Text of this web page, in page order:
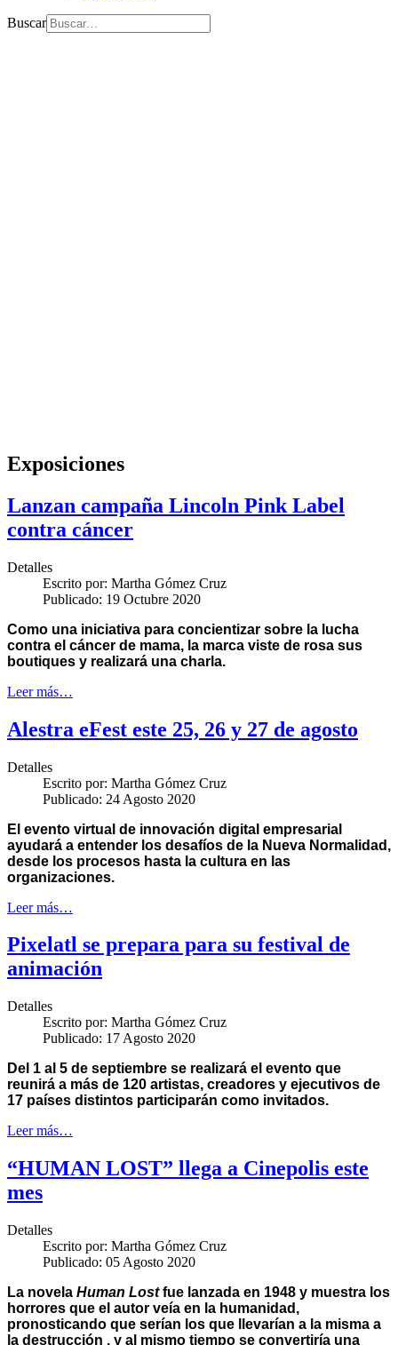
Buscar
Exposiciones
Lanzan campaña Lincoln Pink Label
contra cáncer
Detalles
Escrito por: Martha Gómez Cruz
Publicado: 19 Octubre 2020
Como una iniciativa para concientizar sobre la lucha
contra el cáncer de mama, la marca viste de rosa sus
boutiques y realizará una charla.
Leer más…
Alestra eFest este 25, 26 y 27 de agosto
Detalles
Escrito por: Martha Gómez Cruz
Publicado: 24 Agosto 2020
El evento virtual de innovación digital empresarial
ayudará a entender los desafíos de la Nueva Normalidad,
desde los procesos hasta la cultura en las
organizaciones.
Leer más…
Pixelatl se prepara para su festival de
animación
Detalles
Escrito por: Martha Gómez Cruz
Publicado: 17 Agosto 2020
Del 1 al 5 de septiembre se realizará el evento que
reunirá a más de 120 artistas, creadores y ejecutivos de
17 países distintos participarán como invitados.
Leer más…
“HUMAN LOST” llega a Cinepolis este
mes
Detalles
Escrito por: Martha Gómez Cruz
Publicado: 05 Agosto 2020
La novela Human Lostfue lanzada en 1948 y muestra los
horrores que el autor veía en la humanidad,
pronosticando que serían los que llevarían a la misma a
la destrucción , y al mismo tiempo se convertiría una